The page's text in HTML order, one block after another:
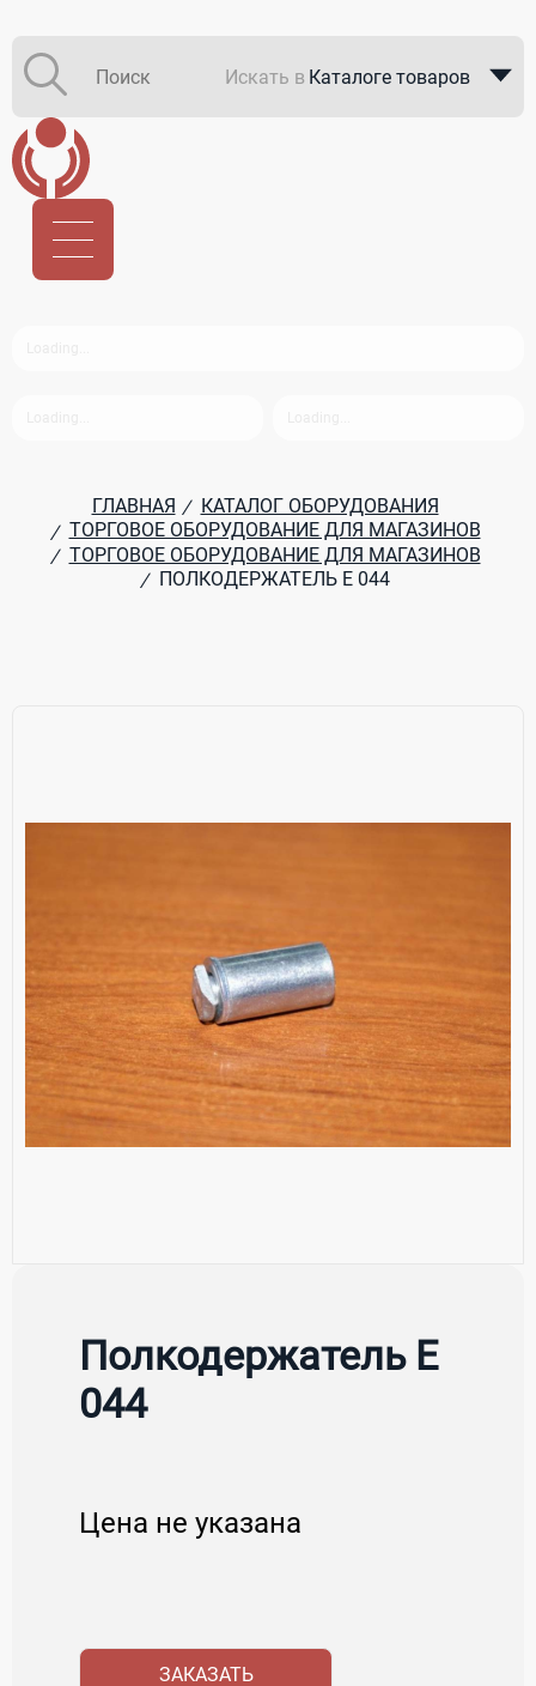
Искать в Каталоге товаров
ГЛАВНАЯ / КАТАЛОГ ОБОРУДОВАНИЯ
/ ТОРГОВОЕ ОБОРУДОВАНИЕ ДЛЯ МАГАЗИНОВ
/ ТОРГОВОЕ ОБОРУДОВАНИЕ ДЛЯ МАГАЗИНОВ
/ ПОЛКОДЕРЖАТЕЛЬ Е 044
Полкодержатель Е
044
Цена не указана
ЗАКАЗАТЬ